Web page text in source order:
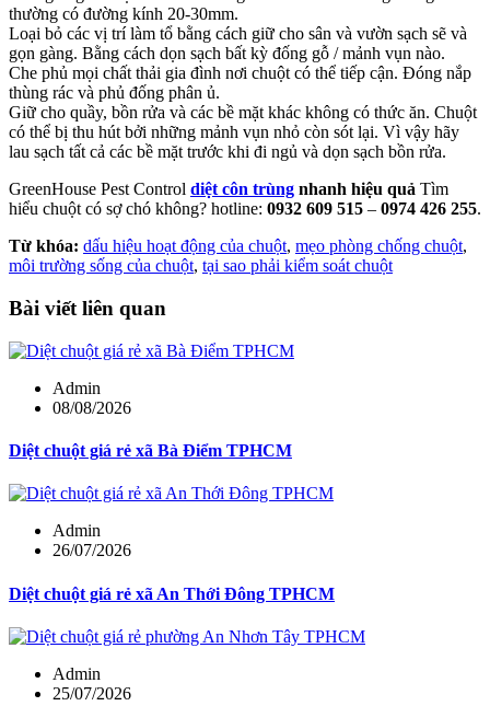
thường có đường kính 20-30mm.
Loại bỏ các vị trí làm tổ bằng cách giữ cho sân và vườn sạch sẽ và
gọn gàng. Bằng cách dọn sạch bất kỳ đống gỗ / mảnh vụn nào.
Che phủ mọi chất thải gia đình nơi chuột có thể tiếp cận. Đóng nắp
thùng rác và phủ đống phân ủ.
Giữ cho quầy, bồn rửa và các bề mặt khác không có thức ăn. Chuột
có thể bị thu hút bởi những mảnh vụn nhỏ còn sót lại. Vì vậy hãy
lau sạch tất cả các bề mặt trước khi đi ngủ và dọn sạch bồn rửa.
GreenHouse Pest Control diệt côn trùng nhanh hiệu quả Tìm
hiểu chuột có sợ chó không? hotline: 0932 609 515 – 0974 426 255.
Từ khóa: dấu hiệu hoạt động của chuột, mẹo phòng chống chuột,
môi trường sống của chuột, tại sao phải kiểm soát chuột
Bài viết liên quan
Admin
08/08/2026
Diệt chuột giá rẻ xã Bà Điểm TPHCM
Admin
26/07/2026
Diệt chuột giá rẻ xã An Thới Đông TPHCM
Admin
25/07/2026